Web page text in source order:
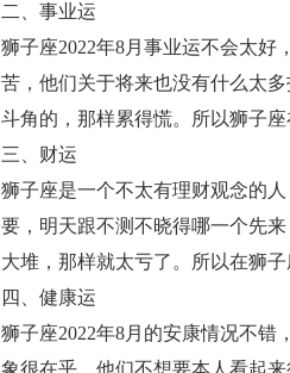
二、事业运
狮子座2022年8月事业运不会太
苦，他们关于将来也没有什么太
斗角的，那样累得慌。所以狮子
三、财运
狮子座是一个不太有理财观念的
要，明天跟不测不晓得哪一个先
大堆，那样就太亏了。所以在狮
四、健康运
狮子座2022年8月的安康情况不
象很在乎，他们不想要本人看起